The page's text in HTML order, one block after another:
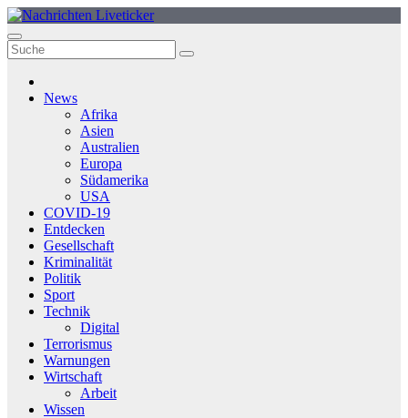
Zum
Inhalt
springen
News
Afrika
Asien
Australien
Europa
Südamerika
USA
COVID-19
Entdecken
Gesellschaft
Kriminalität
Politik
Sport
Technik
Digital
Terrorismus
Warnungen
Wirtschaft
Arbeit
Wissen